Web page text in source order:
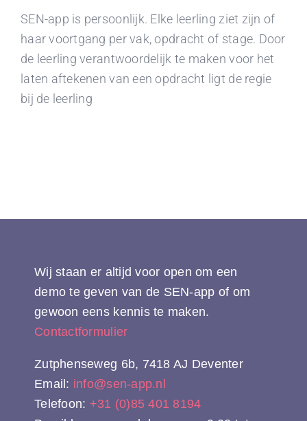
SEN-app is persoonlijk. Elke leerling ziet zijn of
haar voortgang per vak, opdracht of stage. Door
de leerling verantwoordelijk te maken voor het
laten aftekenen van een opdracht ligt de regie
bij de leerling
Wij staan er altijd voor open om een
demo te geven van de SEN-app of om
gewoon eens kennis te maken.
Contactformulier
Zutphenseweg 6b, 7418 AJ Deventer
Email: info@sen-app.nl
Telefoon: +31 (0)85 401 8194